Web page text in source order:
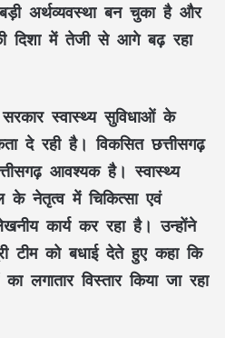
अर्थव्यवस्थाबन चुका है और
में तेजी से आगे बढ़ रहा
स्वास्थ्य सुविधाओं के
दे रही है।विकसित छत्तीसगढ़
आवश्यक है।स्वास्थ्य
के नेतृत्व मेंचिकित्सा एवं
कार्य कर रहा है। उन्होंने
टीम को बधाई देते हुए कहा कि
का लगातार विस्तार किया जा रहा